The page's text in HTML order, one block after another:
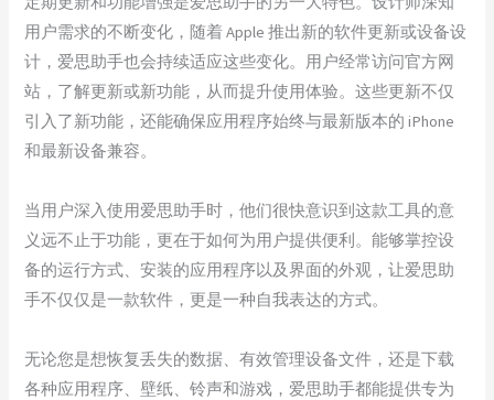
用户需求的不断变化，随着 Apple 推出新的软件更新或设备设
计，爱思助手也会持续适应这些变化。用户经常访问官方网
站，了解更新或新功能，从而提升使用体验。这些更新不仅
引入了新功能，还能确保应用程序始终与最新版本的 iPhone
和最新设备兼容。
当用户深入使用爱思助手时，他们很快意识到这款工具的意
义远不止于功能，更在于如何为用户提供便利。能够掌控设
备的运行方式、安装的应用程序以及界面的外观，让爱思助
手不仅仅是一款软件，更是一种自我表达的方式。
无论您是想恢复丢失的数据、有效管理设备文件，还是下载
各种应用程序、壁纸、铃声和游戏，爱思助手都能提供专为